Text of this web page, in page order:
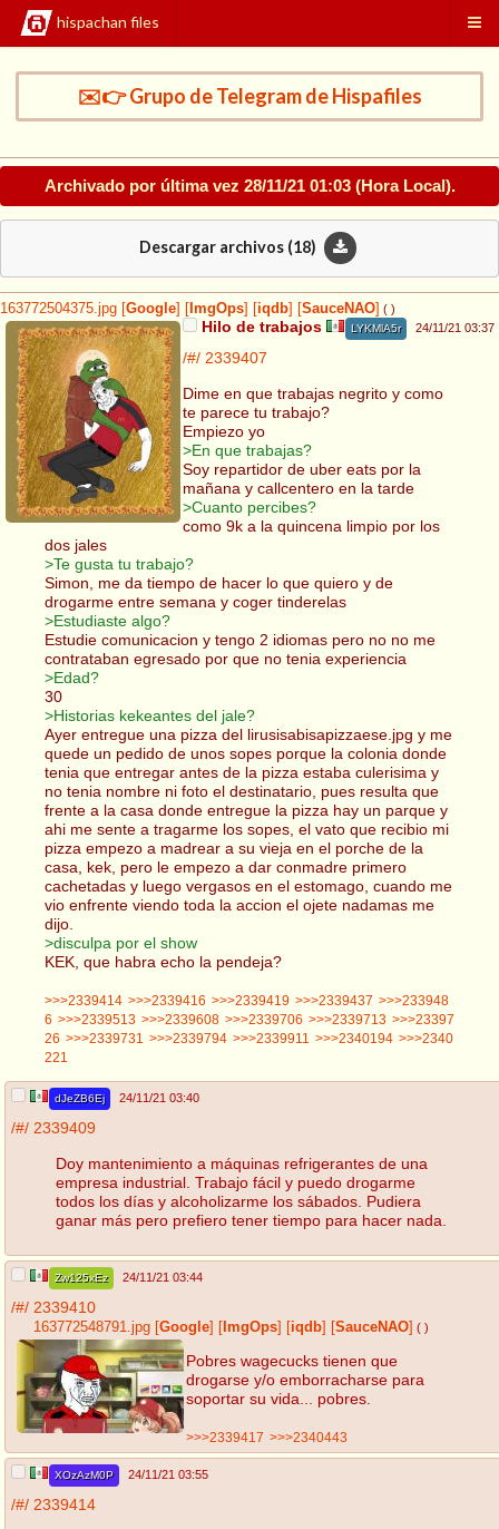
hispachan files
✉️👉 Grupo de Telegram de Hispafiles
Archivado por última vez 28/11/21 01:03(Hora Local).
Descargar archivos (18)
163772504375.jpg Google ImgOps iqdb SauceNAO ( )
Hilo de trabajos LYKMlA5r 24/11/21 03:37
/#/ 2339407
Dime en que trabajas negrito y como
te parece tu trabajo?
Empiezo yo
>En que trabajas?
Soy repartidor de uber eats por la
mañana y callcentero en la tarde
>Cuanto percibes?
como 9k a la quincena limpio por los
dos jales
>Te gusta tu trabajo?
Simon, me da tiempo de hacer lo que quiero y de
drogarme entre semana y coger tinderelas
>Estudiaste algo?
Estudie comunicacion y tengo 2 idiomas pero no no me
contrataban egresado por que no tenia experiencia
>Edad?
30
>Historias kekeantes del jale?
Ayer entregue una pizza del lirusisabisapizzaese.jpg y me
quede un pedido de unos sopes porque la colonia donde
tenia que entregar antes de la pizza estaba culerisima y
no tenia nombre ni foto el destinatario, pues resulta que
frente a la casa donde entregue la pizza hay un parque y
ahi me sente a tragarme los sopes, el vato que recibio mi
pizza empezo a madrear a su vieja en el porche de la
casa, kek, pero le empezo a dar conmadre primero
cachetadas y luego vergasos en el estomago, cuando me
vio enfrente viendo toda la accion el ojete nadamas me
dijo.
>disculpa por el show
KEK, que habra echo la pendeja?
>>>2339414 >>>2339416 >>>2339419 >>>2339437 >>>233948
6 >>>2339513 >>>2339608 >>>2339706 >>>2339713 >>>23397
26 >>>2339731 >>>2339794 >>>2339911 >>>2340194 >>>2340
221
dJeZB6Ej 24/11/21 03:40
/#/ 2339409
Doy mantenimiento a máquinas refrigerantes de una
empresa industrial. Trabajo fácil y puedo drogarme
todos los días y alcoholizarme los sábados. Pudiera
ganar más pero prefiero tener tiempo para hacer nada.
Zw125xEz 24/11/21 03:44
/#/ 2339410
163772548791.jpg Google ImgOps iqdb SauceNAO ( )
Pobres wagecucks tienen que
drogarse y/o emborracharse para
soportar su vida... pobres.
>>>2339417 >>>2340443
XOzAzM0P 24/11/21 03:55
/#/ 2339414